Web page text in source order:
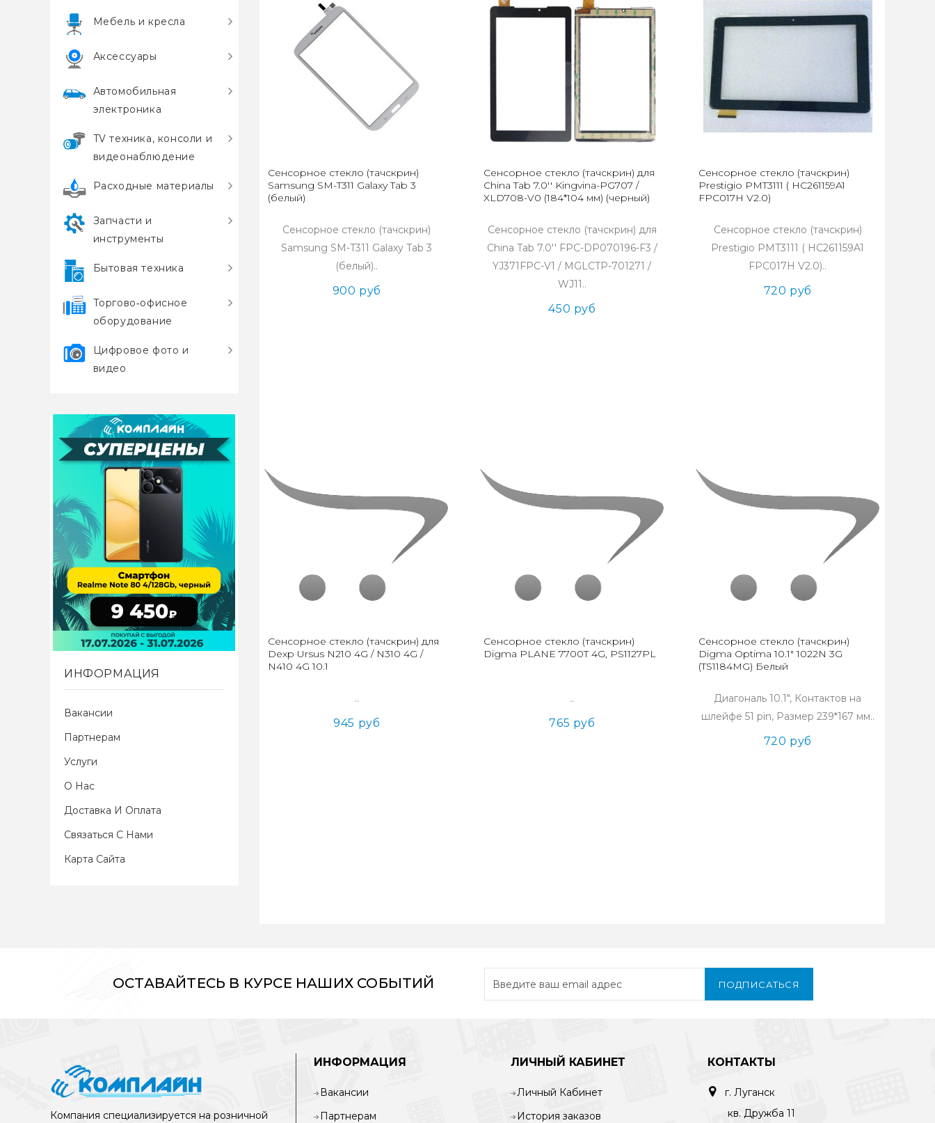
Мебель и кресла
Аксессуары
Автомобильная
электроника
TV техника, консоли и
видеонаблюдение
Расходные материалы
Запчасти и
инструменты
Бытовая техника
Торгово‑офисное
оборудование
Цифровое фото и
видео
ИНФОРМАЦИЯ
Вакансии
Партнерам
Услуги
О Нас
Доставка И Оплата
Связаться С Нами
Карта Сайта
Сенсорное стекло (тачскрин)
Samsung SM-T311 Galaxy Tab 3
(белый)
Сенсорное стекло (тачскрин)
Samsung SM-T311 Galaxy Tab 3
(белый)..
900 руб
Сенсорное стекло (тачскрин) для
China Tab 7.0'' Kingvina-PG707 /
XLD708-V0 (184*104 мм) (черный)
Сенсорное стекло (тачскрин) для
China Tab 7.0'' FPC-DP070196-F3 /
YJ371FPC-V1 / MGLCTP-701271 /
WJ11..
450 руб
Сенсорное стекло (тачскрин)
Prestigio PMT3111 ( HC261159A1
FPC017H V2.0)
Сенсорное стекло (тачскрин)
Prestigio PMT3111 ( HC261159A1
FPC017H V2.0)..
720 руб
Сенсорное стекло (тачскрин) для
Dexp Ursus N210 4G / N310 4G /
N410 4G 10.1
..
945 руб
Сенсорное стекло (тачскрин)
Digma PLANE 7700T 4G, PS1127PL
..
765 руб
Сенсорное стекло (тачскрин)
Digma Optima 10.1" 1022N 3G
(TS1184MG) Белый
Диагональ 10.1", Контактов на
шлейфе 51 pin, Размер 239*167 мм..
720 руб
ОСТАВАЙТЕСЬ В КУРСЕ НАШИХ СОБЫТИЙ ПОДПИСАТЬСЯ
Компания специализируется на розничной
ИНФОРМАЦИЯ
Вакансии
Партнерам
ЛИЧНЫЙ КАБИНЕТ
Личный Кабинет
История заказов
КОНТАКТЫ
г. Луганск
кв. Дружба 11